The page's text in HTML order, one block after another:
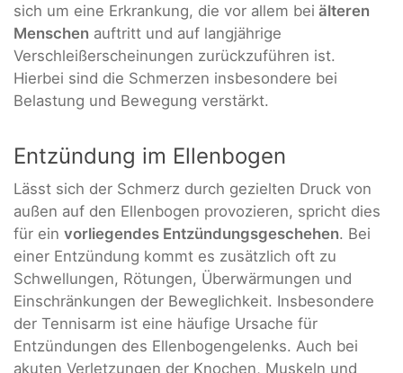
sich um eine Erkrankung, die vor allem bei älteren
Menschen auftritt und auf langjährige
Verschleißerscheinungen zurückzuführen ist.
Hierbei sind die Schmerzen insbesondere bei
Belastung und Bewegung verstärkt.
Entzündung im Ellenbogen
Lässt sich der Schmerz durch gezielten Druck von
außen auf den Ellenbogen provozieren, spricht dies
für ein vorliegendes Entzündungsgeschehen. Bei
einer Entzündung kommt es zusätzlich oft zu
Schwellungen, Rötungen, Überwärmungen und
Einschränkungen der Beweglichkeit. Insbesondere
der Tennisarm ist eine häufige Ursache für
Entzündungen des Ellenbogengelenks. Auch bei
akuten Verletzungen der Knochen, Muskeln und